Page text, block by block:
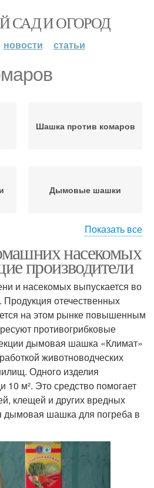
САД И ОГОРОД
новости статьи
Шашка против комаров
Дымовые шашки
Шашки от насекомых
Показать все
насекомых
производители
и насекомых выпускается во
отечественных
на этом рынке повышенным
противогрибковые
дымовая шашка «Климат»
животноводческих
Одного изделия
10 м². Это средство помогает
клещей и других вредных
дымовая шашка для погреба в